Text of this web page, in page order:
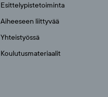
Esittelypistetoiminta
Aiheeseen liittyvää
Yhteistyössä
Koulutusmateriaalit